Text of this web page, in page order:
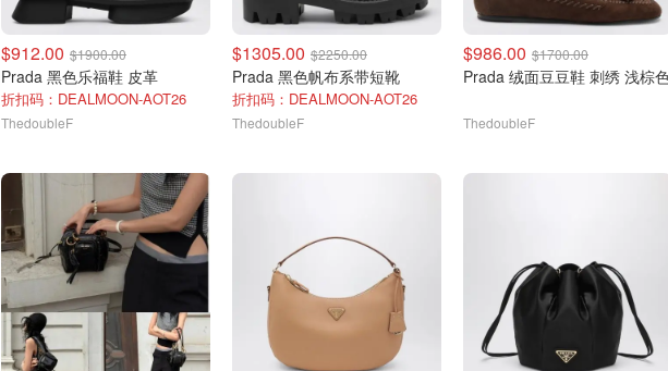
$912.00 $1900.00
Prada 黑色乐福鞋 皮革
折扣码：DEALMOON-AOT26
ThedoubleF
$1305.00 $2250.00
Prada 黑色帆布系带短靴
折扣码：DEALMOON-AOT26
ThedoubleF
$986.00 $1700.00
Prada 绒面豆豆鞋 刺绣 浅棕
ThedoubleF